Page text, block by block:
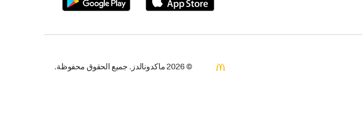
© 2026 ماكدونالدز. جميع الحقوق محفوظة.